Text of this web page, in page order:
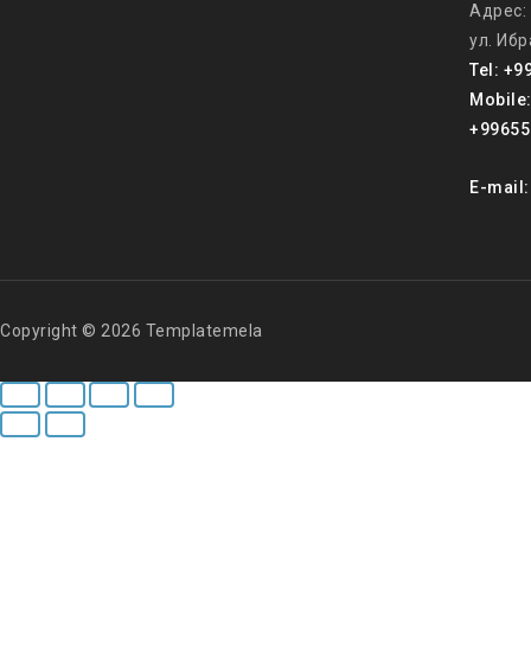
Адрес:
ул.
Tel:
E-
Copyright © 2026 Templatemela